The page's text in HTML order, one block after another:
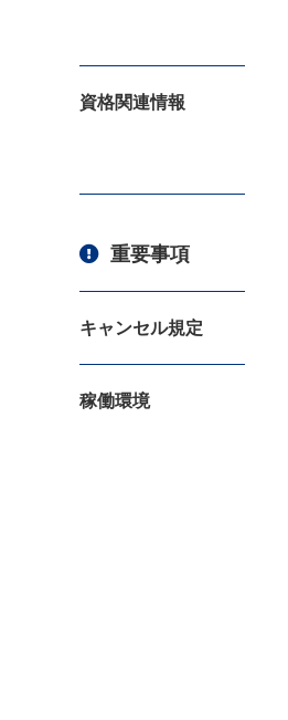
資格関連情報
重要事項
キャンセル規定
稼働環境